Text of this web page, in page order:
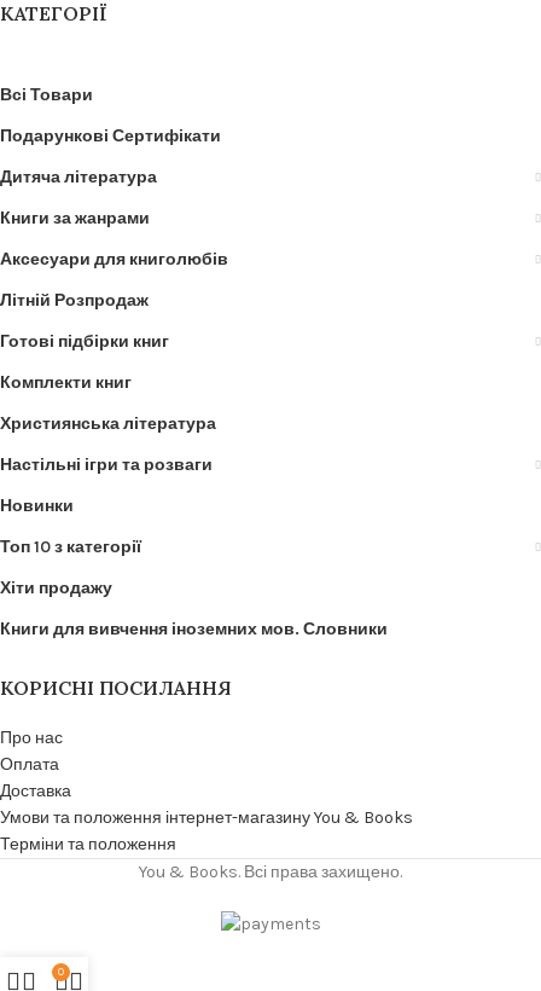
КАТЕГОРІЇ
Всі Товари
Подарункові Сертифікати
Дитяча література
Книги за жанрами
Аксесуари для книголюбів
Літній Розпродаж
Готові підбірки книг
Комплекти книг
Християнська література
Настільні ігри та розваги
Новинки
Топ 10 з категорії
Хіти продажу
Книги для вивчення іноземних мов. Словники
КОРИСНІ ПОСИЛАННЯ
Про нас
Оплата
Доставка
Умови та положення інтернет-магазину You & Books
Терміни та положення
You & Books. Всі права захищено.
0